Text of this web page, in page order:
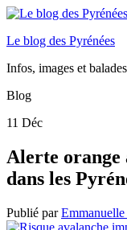
Le blog des Pyrénées
Infos, images et
Blog
11 Déc
Alerte orange
dans les
Publié par